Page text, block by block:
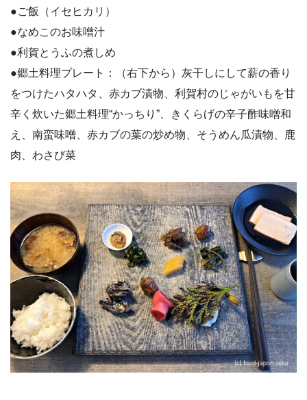
●ご飯（イセヒカリ）
●なめこのお味噌汁
●利賀とうふの煮しめ
●郷土料理プレート：（右下から）灰干しにして薪の香り
をつけたハタハタ、赤カブ漬物、利賀村のじゃがいもを甘
辛く炊いた郷土料理“かっちり”、きくらげの辛子酢味噌和
え、南蛮味噌、赤カブの葉の炒め物、そうめん瓜漬物、鹿
肉、わさび菜